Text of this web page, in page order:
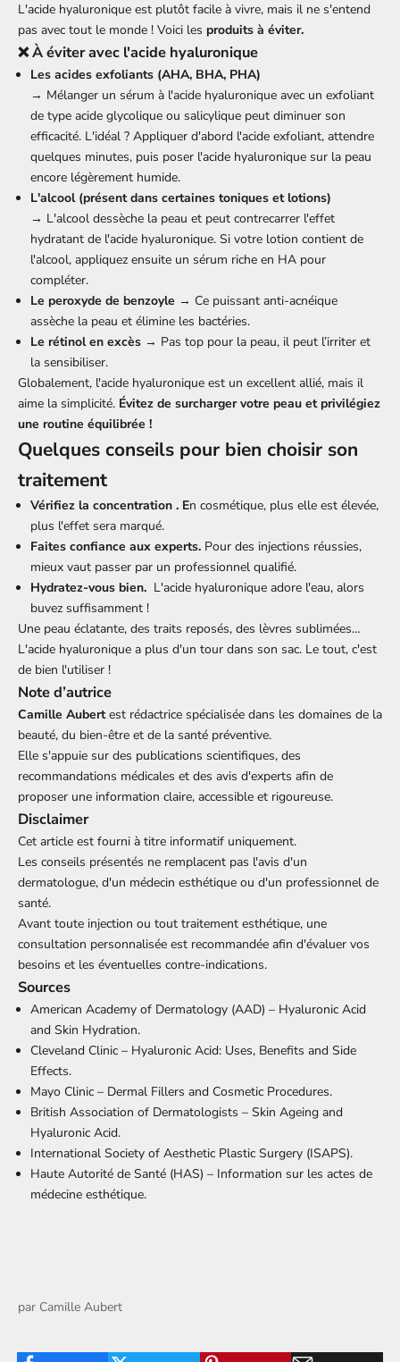
L'acide hyaluronique est plutôt facile à vivre, mais il ne s'entend
pas avec tout le monde ! Voici les produits à éviter.
❌ À éviter avec l'acide hyaluronique
Les acides exfoliants (AHA, BHA, PHA)
→ Mélanger un sérum à l'acide hyaluronique avec un exfoliant
de type acide glycolique ou salicylique peut diminuer son
efficacité. L'idéal ? Appliquer d'abord l'acide exfoliant, attendre
quelques minutes, puis poser l'acide hyaluronique sur la peau
encore légèrement humide.
L'alcool (présent dans certaines toniques et lotions)
→ L'alcool dessèche la peau et peut contrecarrer l'effet
hydratant de l'acide hyaluronique. Si votre lotion contient de
l'alcool, appliquez ensuite un sérum riche en HA pour
compléter.
Le peroxyde de benzoyle → Ce puissant anti-acnéique
assèche la peau et élimine les bactéries.
Le rétinol en excès → Pas top pour la peau, il peut l’irriter et
la sensibiliser.
Globalement, l'acide hyaluronique est un excellent allié, mais il
aime la simplicité. Évitez de surcharger votre peau et privilégiez
une routine équilibrée !
Quelques conseils pour bien choisir son
traitement
Vérifiez la concentration . En cosmétique, plus elle est élevée,
plus l'effet sera marqué.
Faites confiance aux experts. Pour des injections réussies,
mieux vaut passer par un professionnel qualifié.
Hydratez-vous bien. L'acide hyaluronique adore l'eau, alors
buvez suffisamment !
Une peau éclatante, des traits reposés, des lèvres sublimées…
L'acide hyaluronique a plus d'un tour dans son sac. Le tout, c'est
de bien l'utiliser !
Note d’autrice
Camille Aubertest rédactrice spécialisée dans les domaines de la
beauté, du bien-être et de la santé préventive.
Elle s'appuie sur des publications scientifiques, des
recommandations médicales et des avis d'experts afin de
proposer une information claire, accessible et rigoureuse.
Disclaimer
Cet article est fourni à titre informatif uniquement.
Les conseils présentés ne remplacent pas l'avis d'un
dermatologue, d'un médecin esthétique ou d'un professionnel de
santé.
Avant toute injection ou tout traitement esthétique, une
consultation personnalisée est recommandée afin d'évaluer vos
besoins et les éventuelles contre-indications.
Sources
American Academy of Dermatology (AAD) – Hyaluronic Acid
and Skin Hydration.
Cleveland Clinic – Hyaluronic Acid: Uses, Benefits and Side
Effects.
Mayo Clinic – Dermal Fillers and Cosmetic Procedures.
British Association of Dermatologists – Skin Ageing and
Hyaluronic Acid.
International Society of Aesthetic Plastic Surgery (ISAPS).
Haute Autorité de Santé (HAS) – Information sur les actes de
médecine esthétique.
par Camille Aubert